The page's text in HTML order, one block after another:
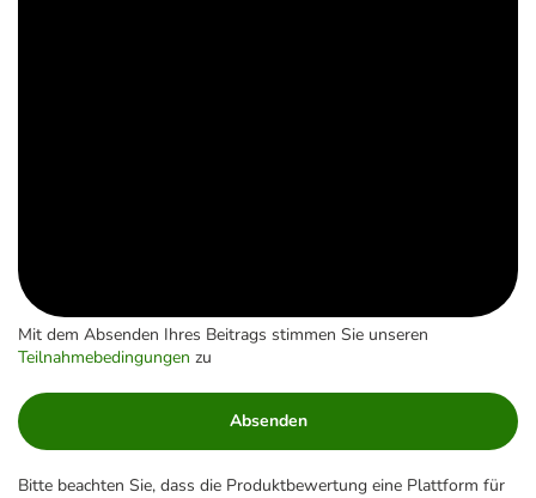
Mit dem Absenden Ihres Beitrags stimmen Sie unseren
Teilnahmebedingungen zu
Absenden
Bitte beachten Sie, dass die Produktbewertung eine Plattform für